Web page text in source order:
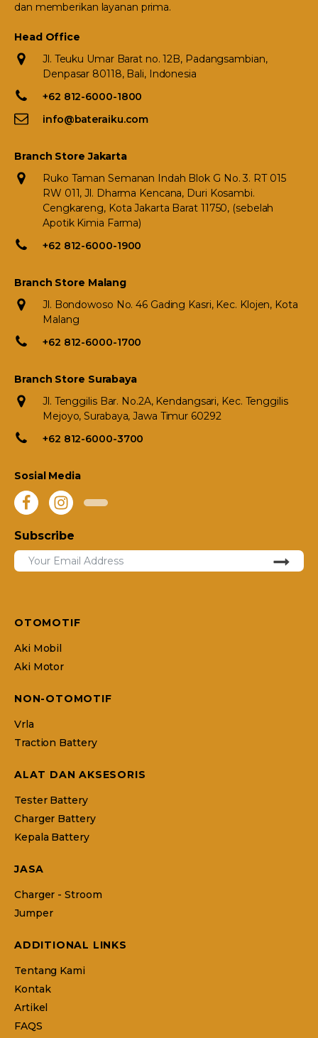
dan memberikan layanan prima.
Head Office
Jl. Teuku Umar Barat no. 12B, Padangsambian,
Denpasar 80118, Bali, Indonesia
+62 812-6000-1800
info@bateraiku.com
Branch Store Jakarta
Ruko Taman Semanan Indah Blok G No. 3. RT 015
RW 011, Jl. Dharma Kencana, Duri Kosambi.
Cengkareng, Kota Jakarta Barat 11750, (sebelah
Apotik Kimia Farma)
+62 812-6000-1900
Branch Store Malang
Jl. Bondowoso No. 46 Gading Kasri, Kec. Klojen, Kota
Malang
+62 812-6000-1700
Branch Store Surabaya
Jl. Tenggilis Bar. No.2A, Kendangsari, Kec. Tenggilis
Mejoyo, Surabaya, Jawa Timur 60292
+62 812-6000-3700
Sosial Media
Subscribe
OTOMOTIF
Aki Mobil
Aki Motor
NON-OTOMOTIF
Vrla
Traction Battery
ALAT DAN AKSESORIS
Tester Battery
Charger Battery
Kepala Battery
JASA
Charger - Stroom
Jumper
ADDITIONAL LINKS
Tentang Kami
Kontak
Artikel
FAQS